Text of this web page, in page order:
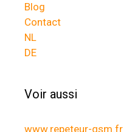
Blog
Contact
NL
DE
Voir aussi
www.repeteur-gsm.fr